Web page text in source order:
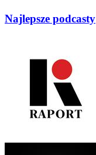
Najlepsze podcasty